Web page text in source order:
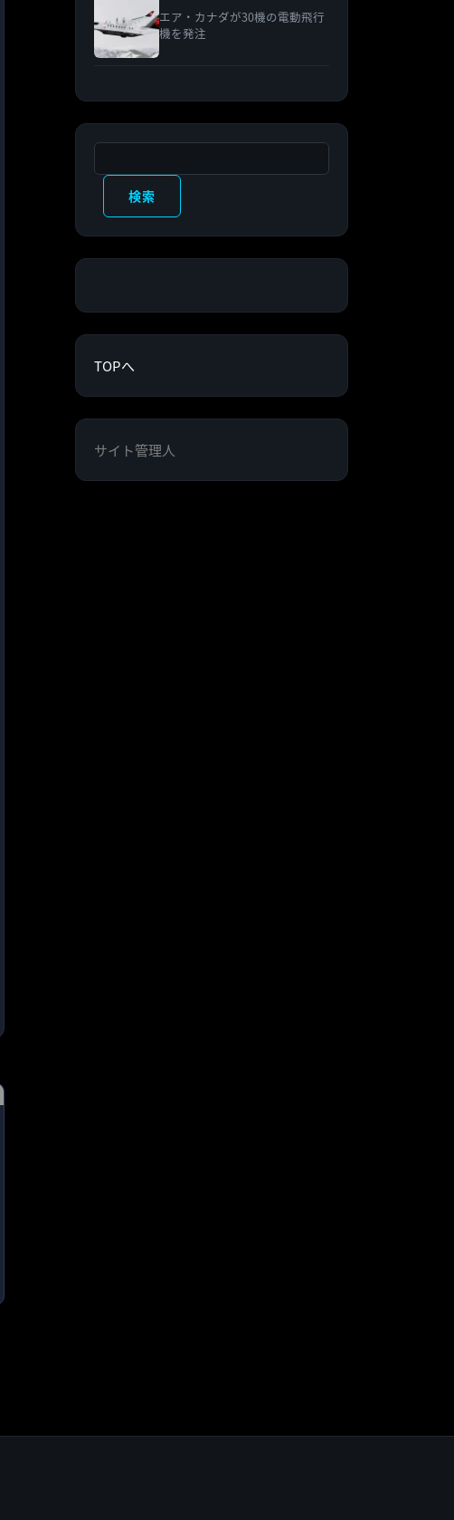
エア・カナダが30機の電動飛行
機を発注
検索
TOPへ
サイト管理人